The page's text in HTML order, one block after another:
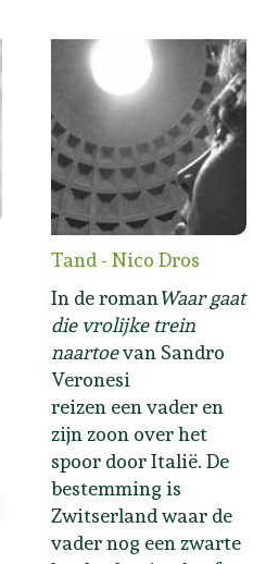
Tand - Nico Dros
In de romanWaar gaat
die vrolijke trein
naartoevan Sandro
Veronesi
reizen een vader en
zijn zoon over het
spoor door Italië. De
bestemming is
Zwitserland waar de
vader nog een zwarte